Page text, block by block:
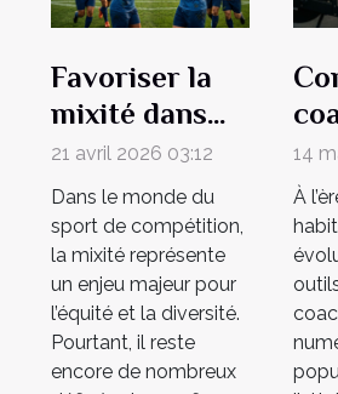
Favoriser la
mixité dans
les sports de
compétition :
quelles
méthodes ?
21 avril 2026 03:12
Dans le monde du
sport de compétition,
la mixité représente
un enjeu majeur pour
l’équité et la diversité.
Pourtant, il reste
encore de nombreux
14
À